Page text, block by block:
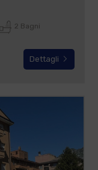
2 Bagni
Dettagli